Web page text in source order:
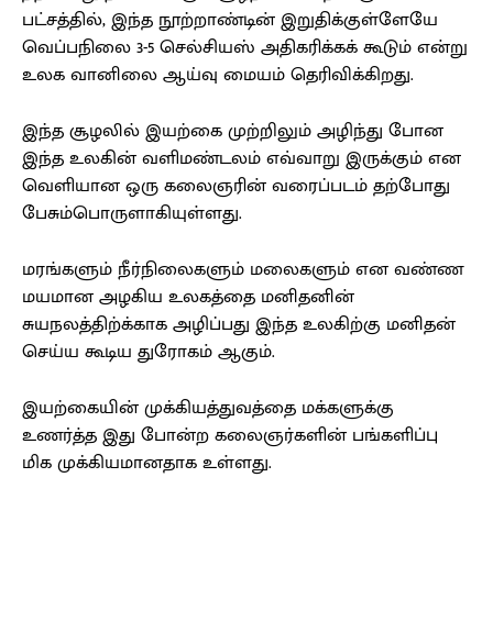
பட்சத்தில், இந்த நூற்றாண்டின் இறுதிக்குள்ளேயே
வெப்பநிலை 3-5 செல்சியஸ் அதிகரிக்கக் கூடும் என்று
உலக வானிலை ஆய்வு மையம் தெரிவிக்கிறது.
இந்த சூழலில் இயற்கை முற்றிலும் அழிந்து போன
இந்த உலகின் வளிமண்டலம் எவ்வாறு இருக்கும் என
வெளியான ஒரு கலைஞரின் வரைப்படம் தற்போது
பேசும்பொருளாகியுள்ளது.
மரங்களும் நீர்நிலைகளும் மலைகளும் என வண்ண
மயமான அழகிய உலகத்தை மனிதனின்
சுயநலத்திற்க்காக அழிப்பது இந்த உலகிற்கு மனிதன்
செய்ய கூடிய துரோகம் ஆகும்.
இயற்கையின் முக்கியத்துவத்தை மக்களுக்கு
உணர்த்த இது போன்ற கலைஞர்களின் பங்களிப்பு
மிக முக்கியமானதாக உள்ளது.